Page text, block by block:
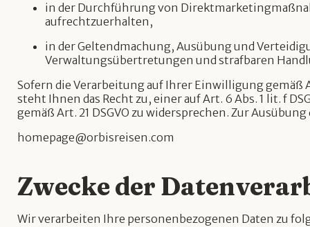
in der Durchführung von
aufrechtzuerhalten,
in der Geltendmachung, Ausübung und
Verwaltungsübertretungen und strafbaren
Sofern die Verarbeitung auf Ihrer Einwilligung gemäß
steht Ihnen das Recht zu, einer auf Art. 6 Abs. 1 lit. f
gemäß Art. 21 DSGVO zu widersprechen. Zur
homepage@orbisreisen.com
Zwecke der
Wir verarbeiten Ihre personenbezogenen Daten zu